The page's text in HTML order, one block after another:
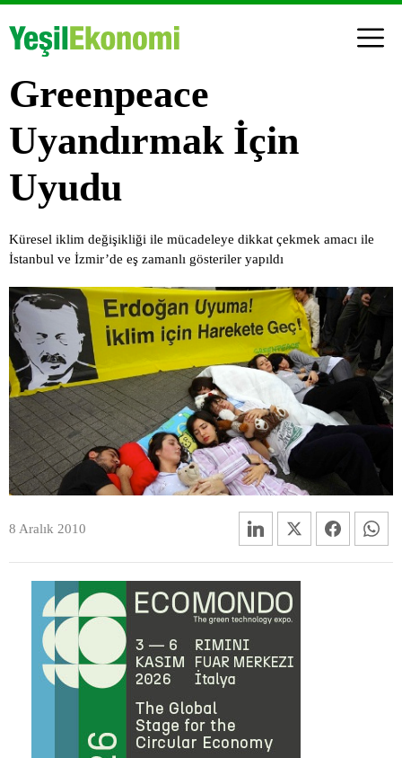
Greenpeace
Uyandırmak İçin
Uyudu
Küresel iklim değişikliği ile mücadeleye dikkat çekmek amacı ile
İstanbul ve İzmir’de eş zamanlı gösteriler yapıldı
8 Aralık 2010